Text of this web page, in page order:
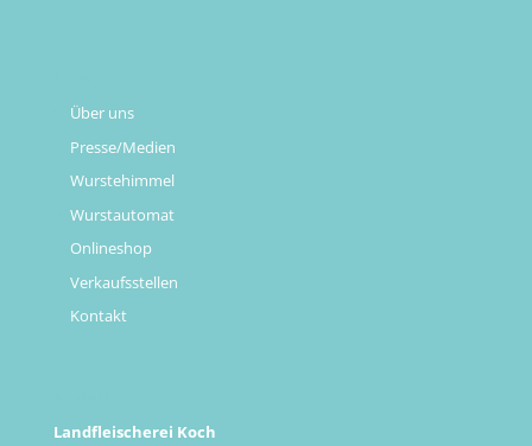
Über uns
Presse/Medien
Wurstehimmel
Wurstautomat
Onlineshop
Verkaufsstellen
Kontakt
Landfleischerei Koch